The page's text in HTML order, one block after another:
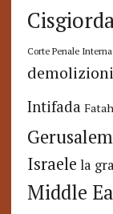
Corte Penale
demolizioni
Intifada Fatah
Israele la
Middle